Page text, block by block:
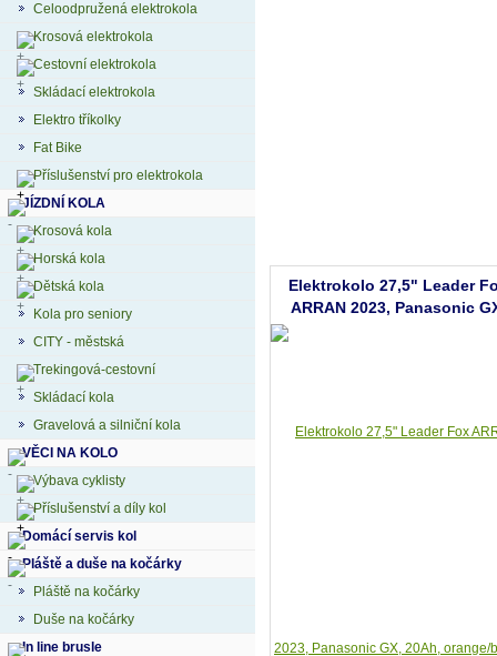
Elektrokolo 27,5" Leader
ARRAN 2023, Panasonic
20Ah, orange/black
Celoodpružená elektrokola
Krosová elektrokola
Cestovní elektrokola
Skládací elektrokola
Elektro tříkolky
Fat Bike
Příslušenství pro elektrokola
JÍZDNÍ KOLA
Krosová kola
Horská kola
Dětská kola
Kola pro seniory
CITY - městská
Trekingová-cestovní
Skládací kola
Gravelová a silniční kola
VĚCI NA KOLO
Výbava cyklisty
Příslušenství a díly kol
Domácí servis kol
Pláště a duše na kočárky
Pláště na kočárky
Duše na kočárky
In line brusle